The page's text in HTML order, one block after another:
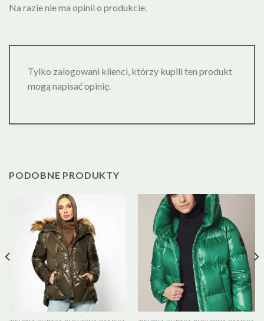
Na razie nie ma opinii o produkcie.
Tylko zalogowani klienci, którzy kupili ten produkt
mogą napisać opinię.
PODOBNE PRODUKTY